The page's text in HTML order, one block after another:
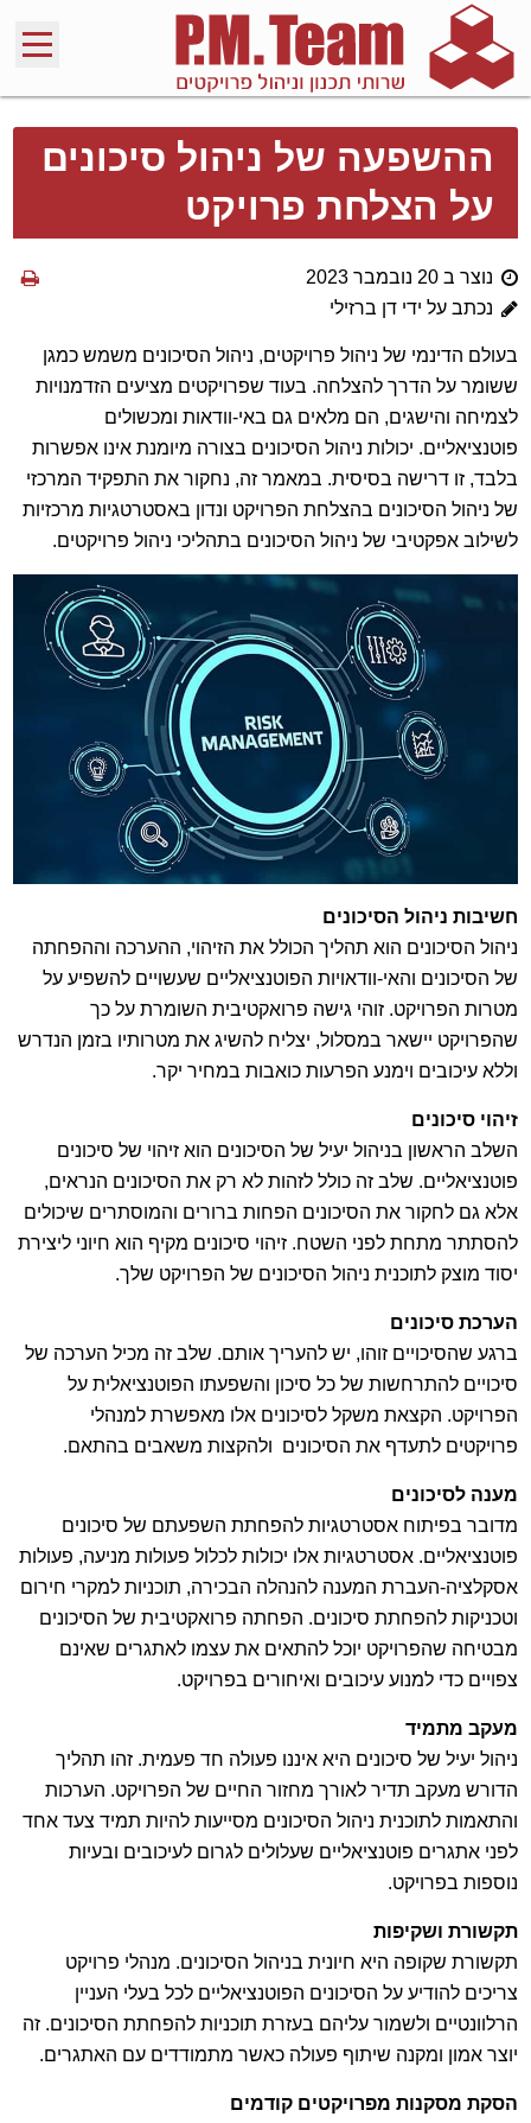
ההשפעה של ניהול סיכונים
על הצלחת פרויקט
נוצר ב 20 נובמבר 2023
נכתב על ידי דן ברזילי
בעולם הדינמי של ניהול פרויקטים, ניהול הסיכונים משמש כמגן
ששומר על הדרך להצלחה. בעוד שפרויקטים מציעים הזדמנויות
לצמיחה והישגים, הם מלאים גם באי-וודאות ומכשולים
פוטנציאליים. יכולות ניהול הסיכונים בצורה מיומנת אינו אפשרות
בלבד, זו דרישה בסיסית. במאמר זה, נחקור את התפקיד המרכזי
של ניהול הסיכונים בהצלחת הפרויקט ונדון באסטרטגיות מרכזיות
לשילוב אפקטיבי של ניהול הסיכונים בתהליכי ניהול פרויקטים.
חשיבות ניהול הסיכונים
ניהול הסיכונים הוא תהליך הכולל את הזיהוי, ההערכה וההפחתה
של הסיכונים והאי-וודאויות הפוטנציאליים שעשויים להשפיע על
מטרות הפרויקט. זוהי גישה פרואקטיבית השומרת על כך
שהפרויקט יישאר במסלול, יצליח להשיג את מטרותיו בזמן הנדרש
וללא עיכובים וימנע הפרעות כואבות במחיר יקר.
זיהוי סיכונים
השלב הראשון בניהול יעיל של הסיכונים הוא זיהוי של סיכונים
פוטנציאליים. שלב זה כולל לזהות לא רק את הסיכונים הנראים,
אלא גם לחקור את הסיכונים הפחות ברורים והמוסתרים שיכולים
להסתתר מתחת לפני השטח. זיהוי סיכונים מקיף הוא חיוני ליצירת
יסוד מוצק לתוכנית ניהול הסיכונים של הפרויקט שלך.
הערכת סיכונים
ברגע שהסיכויים זוהו, יש להעריך אותם. שלב זה מכיל הערכה של
סיכויים להתרחשות של כל סיכון והשפעתו הפוטנציאלית על
הפרויקט. הקצאת משקל לסיכונים אלו מאפשרת למנהלי
פרויקטים לתעדף את הסיכונים ולהקצות משאבים בהתאם.
מענה לסיכונים
מדובר בפיתוח אסטרטגיות להפחתת השפעתם של סיכונים
פוטנציאליים. אסטרטגיות אלו יכולות לכלול פעולות מניעה, פעולות
אסקלציה-העברת המענה להנהלה הבכירה, תוכניות למקרי חירום
וטכניקות להפחתת סיכונים. הפחתה פרואקטיבית של הסיכונים
מבטיחה שהפרויקט יוכל להתאים את עצמו לאתגרים שאינם
צפויים כדי למנוע עיכובים ואיחורים בפרויקט.
מעקב מתמיד
ניהול יעיל של סיכונים היא איננו פעולה חד פעמית. זהו תהליך
הדורש מעקב תדיר לאורך מחזור החיים של הפרויקט. הערכות
והתאמות לתוכנית ניהול הסיכונים מסייעות להיות תמיד צעד אחד
לפני אתגרים פוטנציאליים שעלולים לגרום לעיכובים ובעיות
נוספות בפרויקט.
תקשורת ושקיפות
תקשורת שקופה היא חיונית בניהול הסיכונים. מנהלי פרויקט
צריכים להודיע על הסיכונים הפוטנציאליים לכל בעלי העניין
הרלוונטיים ולשמור עליהם בעזרת תוכניות להפחתת הסיכונים. זה
יוצר אמון ומקנה שיתוף פעולה כאשר מתמודדים עם האתגרים.
הסקת מסקנות מפרויקטים קודמים